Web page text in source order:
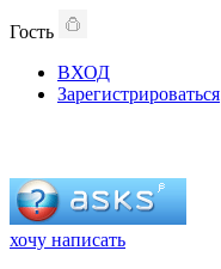
Гость
ВХОД
Зарегистрироваться
хочу написать